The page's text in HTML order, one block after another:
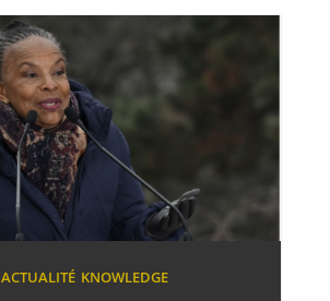
ACTUALITÉ KNOWLEDGE